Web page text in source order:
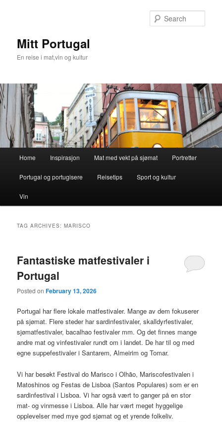
Mitt Portugal
En reise i mat,vin og kultur
Home Inspirasjon Mat med vekt på sjømat Portretter
Portugal og portugisere Reisetips Sport og kultur
Vin
TAG ARCHIVES:MARISCO
Fantastiske matfestivaler i
Portugal
Posted onFebruary 13, 2026
Portugal har flere lokale matfestivaler. Mange av dem fokuserer
på sjømat. Flere steder har sardinfestivaler, skalldyrfestivaler,
sjømatfestivaler, bacalhao festivaler mm. Og det finnes mange
andre mat og vinfestivaler rundt om i landet. De har til og med
egne suppefestivaler i Santarem, Almeirim og Tomar.
Vi har besøkt Festival do Marisco i Olhão, Mariscofestivalen i
Matoshinos og Festas de Lisboa (Santos Populares) som er en
sardinfestival i Lisboa. Vi har også vært to ganger på en stor
mat- og vinmesse i Lisboa. Alle har vært meget hyggelige
opplevelser med mye god sjømat og et yrende folkeliv.